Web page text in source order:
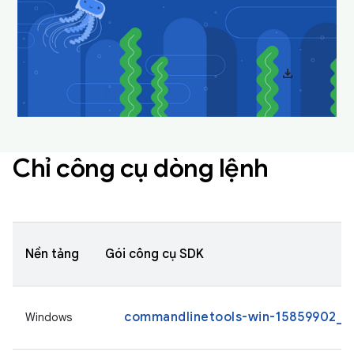
Tải xuống và đặt làm hình nền để màn hình máy tính
luôn trông thú vị và mới mẻ.
Tải hình nền Android Studio xuống download
Chỉ công cụ dòng lệnh
Nền tảng Gói công cụ SDK
Windows commandlinetools-win-